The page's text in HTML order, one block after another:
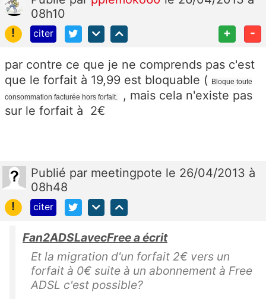
08h10
!
citer + -
par contre ce que je ne comprends pas c'est
que le forfait à 19,99 est bloquable ( Bloque toute
consommation facturée hors forfait.
, mais cela n'existe pas
sur le forfait à 2€
Publié par meetingpote le 26/04/2013 à
08h48
!
citer
Fan2ADSLavecFree a écrit
Et la migration d'un forfait 2€ vers un
forfait à 0€ suite à un abonnement à Free
ADSL c'est possible?